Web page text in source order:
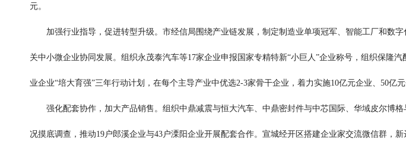
元。
加强行业指导，促进转型升级。市经信局围绕产业链发展，制定制造业单项冠军、智能工厂和数
关中小微企业协同发展。组织永茂泰汽车等17家企业申报国家专精特新“小巨人”企业称号，组织保隆
业企业“培大育强”三年行动计划，在每个主导产业中优选2-3家骨干企业，着力实施10亿元企业、50亿元
强化配套协作，加大产品销售。组织中鼎减震与恒大汽车、中鼎密封件与中芯国际、华域皮尔博
况摸底调查，推动19户郎溪企业与43户溧阳企业开展配套合作。宣城经开区搭建企业家交流微信群，